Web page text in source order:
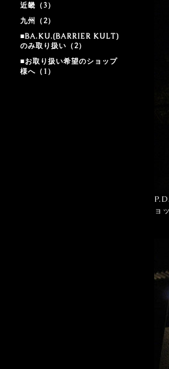
近畿（3）
九州（2）
■BA.KU.(BARRIER KULT)
のみ取り扱い（2）
■お取り扱い希望のショップ
様へ（1）
ョ